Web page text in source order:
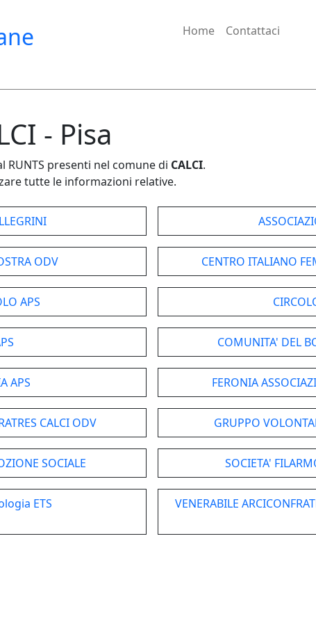
Home Contattaci
- Pisa
presenti nel comune di CALCI.
tutte le informazioni relative.
ODV CENTRO ITALIANO
APS
COMUNITA' DEL
APS FERONIA
CALCI ODV GRUPPO
SOCIALE SOCIETA'
ETS
VENERABILE